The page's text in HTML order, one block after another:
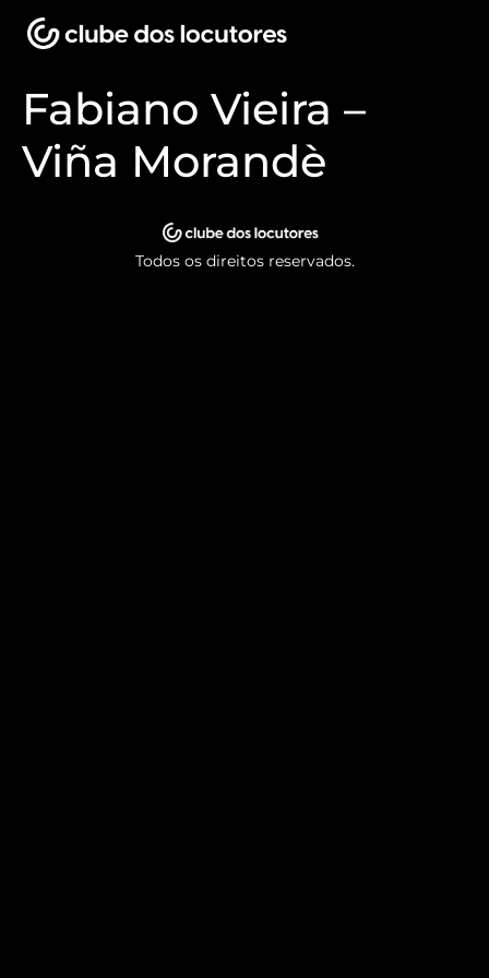
Fabiano Vieira –
Viña Morandè
Todos os direitos reservados.